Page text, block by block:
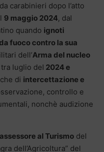
carabinieri dopo l’atto
9 maggio 2024, dal
quando ignoti
fuoco contro la sua
dell’Arma del nucleo
tra luglio del 2024 e
di intercettazione e
controllo e
nonchè audizione
al Turismo del
dell’Agricoltura” del